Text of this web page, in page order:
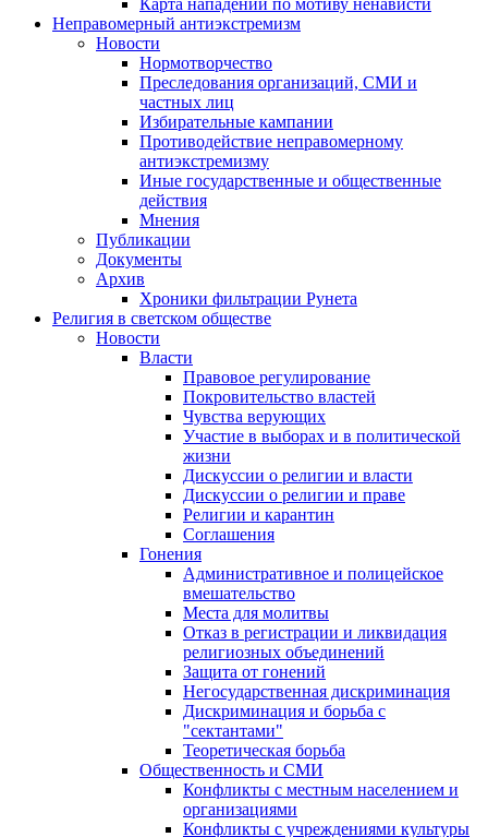
Карта нападений по мотиву ненависти
Неправомерный антиэкстремизм
Новости
Нормотворчество
Преследования организаций, СМИ и
частных лиц
Избирательные кампании
Противодействие неправомерному
антиэкстремизму
Иные государственные и общественные
действия
Мнения
Публикации
Документы
Архив
Хроники фильтрации Рунета
Религия в светском обществе
Новости
Власти
Правовое регулирование
Покровительство властей
Чувства верующих
Участие в выборах и в политической
жизни
Дискуссии о религии и власти
Дискуссии о религии и праве
Религии и карантин
Соглашения
Гонения
Административное и полицейское
вмешательство
Места для молитвы
Отказ в регистрации и ликвидация
религиозных объединений
Защита от гонений
Негосударственная дискриминация
Дискриминация и борьба с
"сектантами"
Теоретическая борьба
Общественность и СМИ
Конфликты с местным населением и
организациями
Конфликты с учреждениями культуры